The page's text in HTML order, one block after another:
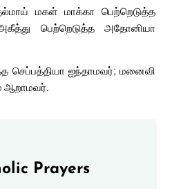
மகள் மாக்கா பெற்றெடுத்த
பெற்றெடுத்த அதோனியா
செப்பத்தியா ஐந்தாமவர்; மனைவி
ஆறாமவர்.
Prayers